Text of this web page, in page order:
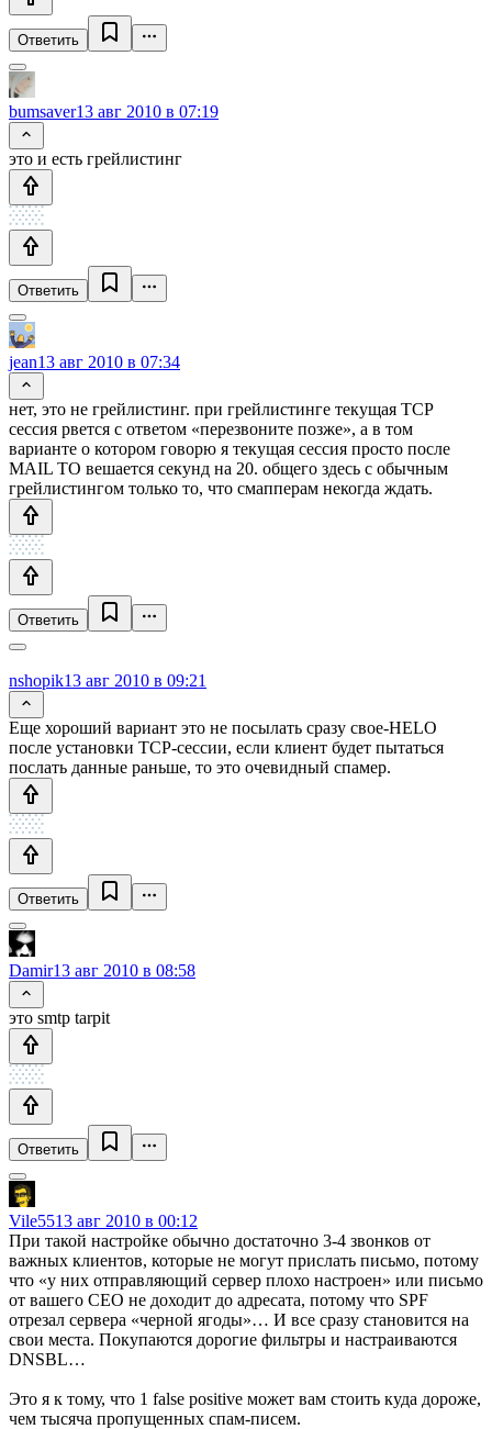
Ответить
bumsaver13 авг 2010 в 07:19
это и есть грейлистинг
Ответить
jean13 авг 2010 в 07:34
нет, это не грейлистинг. при грейлистинге текущая TCP
сессия рвется с ответом «перезвоните позже», а в том
варианте о котором говорю я текущая сессия просто после
MAIL TO вешается секунд на 20. общего здесь с обычным
грейлистингом только то, что смапперам некогда ждать.
Ответить
nshopik13 авг 2010 в 09:21
Еще хороший вариант это не посылать сразу свое-HELO
после установки TCP-сессии, если клиент будет пытаться
послать данные раньше, то это очевидный спамер.
Ответить
Damir13 авг 2010 в 08:58
это smtp tarpit
Ответить
Vile5513 авг 2010 в 00:12
При такой настройке обычно достаточно 3-4 звонков от
важных клиентов, которые не могут прислать письмо, потому
что «у них отправляющий сервер плохо настроен» или письмо
от вашего CEO не доходит до адресата, потому что SPF
отрезал сервера «черной ягоды»… И все сразу становится на
свои места. Покупаются дорогие фильтры и настраиваются
DNSBL…
Это я к тому, что 1 false positive может вам стоить куда дороже,
чем тысяча пропущенных спам-писем.